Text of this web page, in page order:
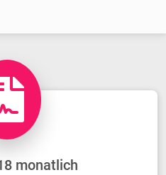
monatlich